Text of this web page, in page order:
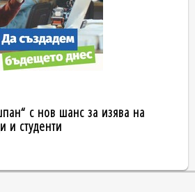
с нов шанс за изява на
и студенти